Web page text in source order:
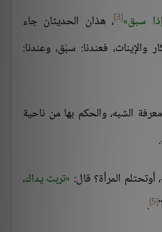
إذا سبق [3] ، هذان الحديثان جاء
والإيناث، فعندنا: سبْق، وعندنا:
الشبه، والحكم بها من ناحية
المرأة؟ قال: تربت يداك،
"
[5]
.